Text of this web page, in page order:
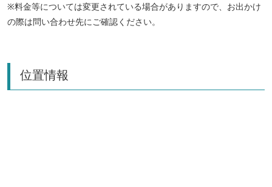
※料金等については変更されている場合がありますので、お出かけ
の際は問い合わせ先にご確認ください。
位置情報